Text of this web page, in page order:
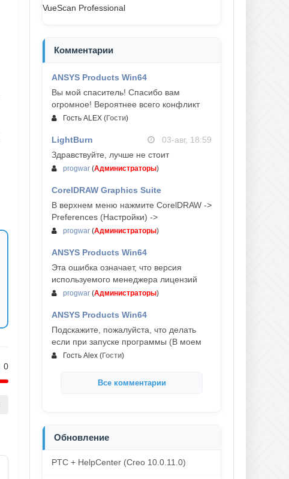
0
VueScan Professional
Комментарии
ANSYS Products Win64
Вы мой спаситель! Спасибо вам
огромное! Вероятнее всего конфликт
Гость ALEX (Гости)
LightBurn
03-авг, 18:59
Здравствуйте, лучше не стоит
progwar (Администраторы)
CorelDRAW Graphics Suite
03-авг, 18:58
В верхнем меню нажмите CorelDRAW ->
Preferences (Настройки) ->
progwar (Администраторы)
ANSYS Products Win64
Эта ошибка означает, что версия
используемого менеджера лицензий
progwar (Администраторы)
ANSYS Products Win64
Подскажите, пожалуйста, что делать
если при запуске программы (В моем
Гость Alex (Гости)
Все комментарии
Обновление
PTC + HelpCenter (Creo 10.0.11.0)